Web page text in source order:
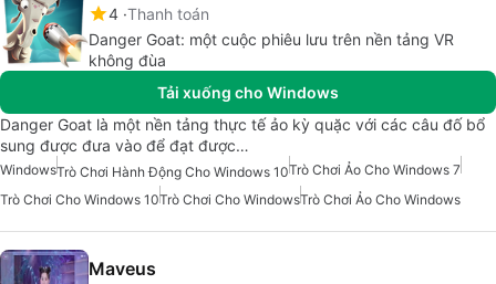
4 Thanh toán
Danger Goat: một cuộc phiêu lưu trên nền tảng VR
không đùa
Tải xuống cho Windows
Danger Goat là một nền tảng thực tế ảo kỳ quặc với các câu đố bổ
sung được đưa vào để đạt được…
WindowsTrò Chơi Hành Động Cho Windows 10Trò Chơi Ảo Cho Windows 7
Trò Chơi Cho Windows 10Trò Chơi Cho WindowsTrò Chơi Ảo Cho Windows
Maveus